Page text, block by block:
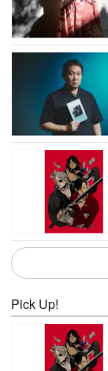
Pick Up!